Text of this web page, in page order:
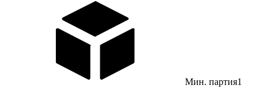
Мин. партия1